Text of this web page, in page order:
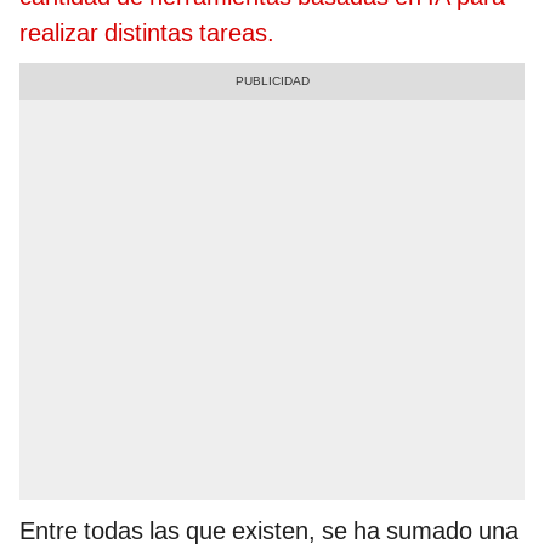
realizar distintas tareas.
Entre todas las que existen, se ha sumado una